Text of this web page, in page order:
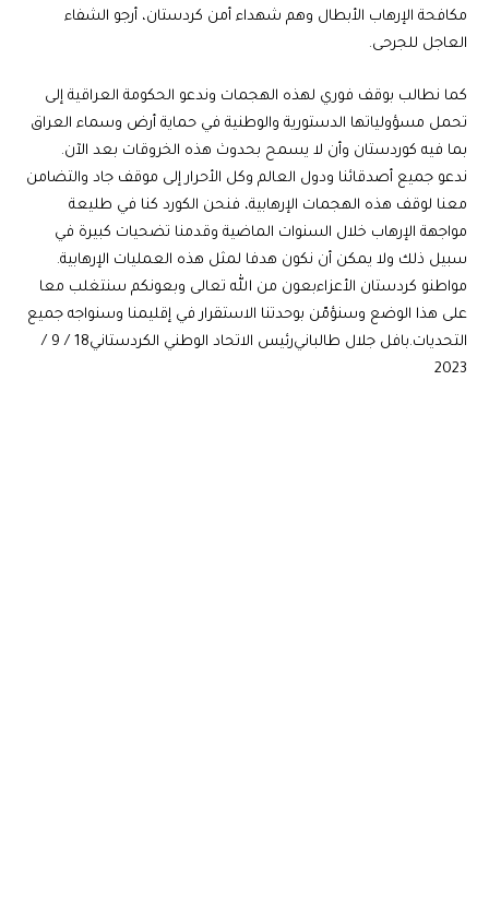
مكافحة الإرهاب الأبطال وهم شهداء أمن كردستان، أرجو الشفاء
العاجل للجرحى.
كما نطالب بوقف فوري لهذه الهجمات وندعو الحكومة العراقية إلى
تحمل مسؤولياتها الدستورية والوطنية في حماية أرض وسماء العراق
بما فيه كوردستان وأن لا يسمح بحدوث هذه الخروقات بعد الآن.
ندعو جميع أصدقائنا ودول العالم وكل الأحرار إلى موقف جاد والتضامن
معنا لوقف هذه الهجمات الإرهابية، فنحن الكورد كنا في طليعة
مواجهة الإرهاب خلال السنوات الماضية وقدمنا تضحيات كبيرة في
سبيل ذلك ولا يمكن أن نكون هدفا لمثل هذه العمليات الإرهابية.
مواطنو كردستان الأعزاء بعون من الله تعالى وبعونكم سنتغلب معا
على هذا الوضع وسنؤمّن بوحدتنا الاستقرار في إقليمنا وسنواجه جميع
التحديات. بافل جلال طالباني رئيس الاتحاد الوطني الكردستاني 18 / 9 /
2023